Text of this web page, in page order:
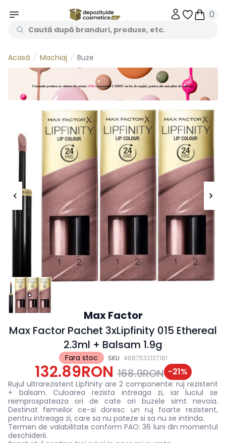
Obiecte
0
Acasă Machiaj Buze
Fara stoc SKU 4687532137181
Max Factor
Max Factor Pachet 3xLipfinity 015 Ethereal
2.3ml + Balsam 1.9g
132.89RON 168.9RON -21%
Rujul ultrarezistent Lipfinity are 2 componente: ruj rezistent
+ balsam. Culoarea rezista intreaga zi, iar luciul se
reimprospateaza ori de cate ori buzele simt nevoia.
Destinat femeilor ce-si doresc un ruj foarte rezistent,
pentru intreaga zi, care sa nu pateze si sa nu se intinda.
Termen de valabilitate conform PAO: 36 luni din momentul
deschiderii.